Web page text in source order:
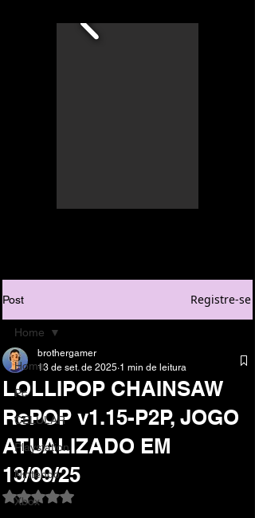
Post Registre-se
Home
Pc
CELULAR
Playstation
Nintendo
Xbox
Home
LOLLIPOP CHAINSAW
RePOP v1.15-P2P, JOGO
ATUALIZADO EM
13/09/25
brothergamer
13 de set. de 2025 1 min de leitura
Avaliado com NaN de 5 estrelas.